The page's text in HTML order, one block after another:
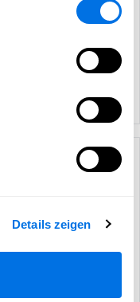
Details zeigen